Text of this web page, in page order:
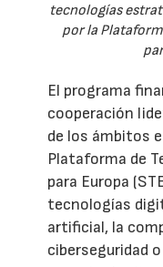
tecnologías
por la
El programa
cooperación
de los ámbitos
Plataforma de
para Europa
tecnologías
artificial, la
ciberseguridad